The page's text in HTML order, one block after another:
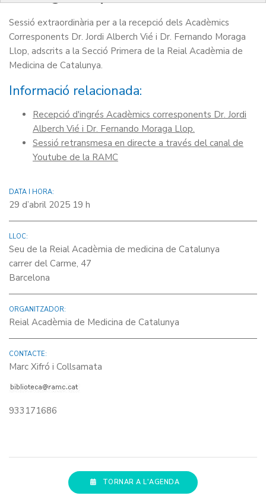
Sessió extraordinària per a la recepció dels Acadèmics
Corresponents Dr. Jordi Alberch Vié i Dr. Fernando Moraga
Llop, adscrits a la Secció Primera de la Reial Acadèmia de
Medicina de Catalunya.
Informació relacionada:
Recepció d'ingrés Acadèmics corresponents Dr. Jordi
Alberch Vié i Dr. Fernando Moraga Llop.
Sessió retransmesa en directe a través del canal de
Youtube de la RAMC
DATA I HORA:
29 d’abril 2025 19 h
LLOC:
Seu de la Reial Acadèmia de medicina de Catalunya
carrer del Carme, 47
Barcelona
ORGANITZADOR:
Reial Acadèmia de Medicina de Catalunya
CONTACTE:
Marc Xifró i Collsamata
933171686
TORNAR A L'AGENDA